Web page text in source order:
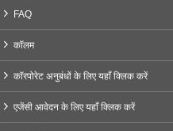
FAQ
कॉलम
कॉरपोरेट अनुबंधों के लिए यहाँ क्लिक करें
एजेंसी आवेदन के लिए यहाँ क्लिक करें